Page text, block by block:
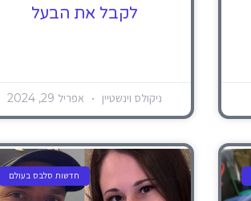
לקבל את הבעל
ניקולס וינשטיין אפריל 29, 2024
חדשות סלבס בעולם